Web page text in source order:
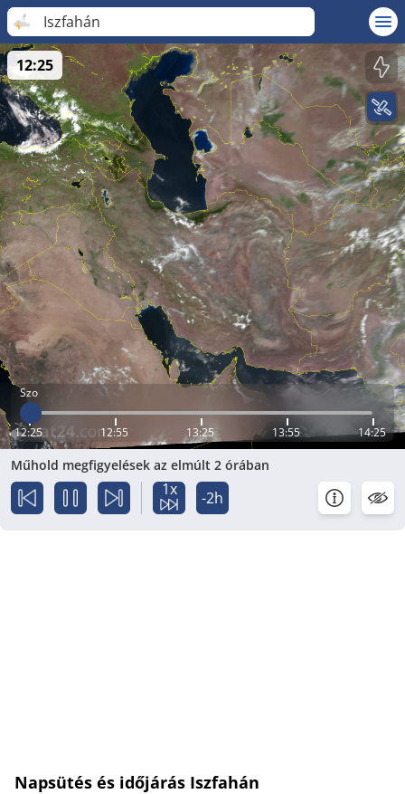
Iszfahán
Szo
12:25 12:55 13:25 13:55 14:25
12:25
Műhold megfigyelések az elmúlt 2 órában
1x -2h
Napsütés és időjárás Iszfahán